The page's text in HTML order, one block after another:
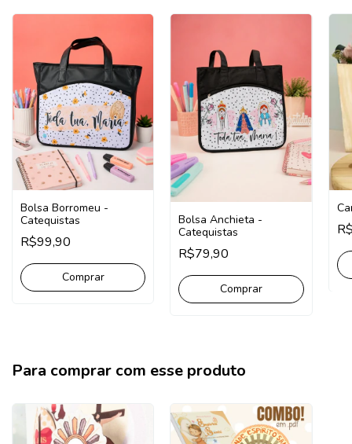
Bolsa Borromeu -
Catequistas
R$99,90
Bolsa Anchieta -
Catequistas
R$79,90
Comprar
Para comprar com esse produto